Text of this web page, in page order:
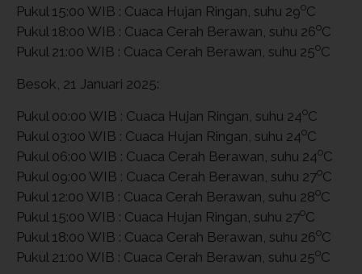
Pukul 15:00 WIB : Cuaca Hujan Ringan, suhu 29oC
Pukul 18:00 WIB : Cuaca Cerah Berawan, suhu 26oC
Pukul 21:00 WIB : Cuaca Cerah Berawan, suhu 25oC
Besok, 21 Januari 2025:
Pukul 00:00 WIB : Cuaca Hujan Ringan, suhu 24oC
Pukul 03:00 WIB : Cuaca Hujan Ringan, suhu 24oC
Pukul 06:00 WIB : Cuaca Cerah Berawan, suhu 24oC
Pukul 09:00 WIB : Cuaca Cerah Berawan, suhu 27oC
Pukul 12:00 WIB : Cuaca Cerah Berawan, suhu 28oC
Pukul 15:00 WIB : Cuaca Hujan Ringan, suhu 27oC
Pukul 18:00 WIB : Cuaca Cerah Berawan, suhu 26oC
Pukul 21:00 WIB : Cuaca Cerah Berawan, suhu 25oC